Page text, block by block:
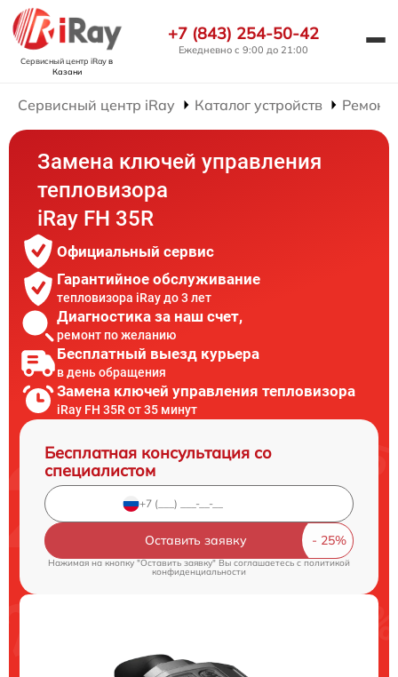
Сервисный центр iRayв
Казани
+7 (843) 254-50-42
Ежедневно с 9:00 до 21:00
Сервисный центр iRay Каталог устройств Ремонт
Замена ключей управления
тепловизора
iRay FH 35R
Официальный сервис
Гарантийное обслуживание
тепловизора iRay до 3 лет
Диагностика за наш счет,
ремонт по желанию
Бесплатный выезд курьера
в день обращения
Замена ключей управления тепловизора
iRay FH 35R от 35 минут
Бесплатная консультация со
специалистом
Оставить заявку
Нажимая на кнопку "Оставить заявку" Вы соглашаетесь cполитикой
конфиденциальности